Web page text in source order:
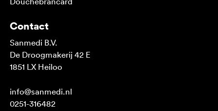
Contact
Sanmedi B.V.
De Droogmakerij 42 E
1851 LX Heiloo
info@sanmedi.nl
0251-316482